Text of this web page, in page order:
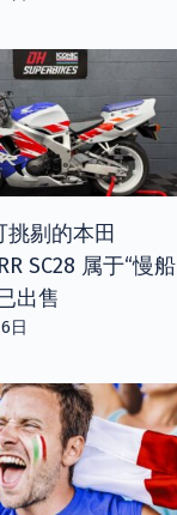
挑剔的本田
SC28 属于“慢船
出售
日